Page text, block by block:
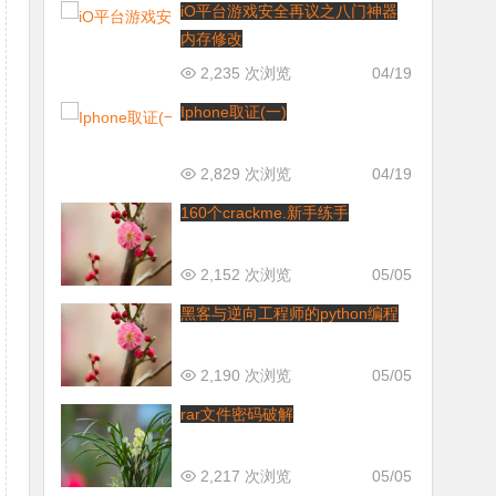
iO平台游戏安全再议之八门神器
内存修改
04/19
2,235 次浏览
Iphone取证(一)
04/19
2,829 次浏览
160个crackme.新手练手
05/05
2,152 次浏览
黑客与逆向工程师的python编程
05/05
2,190 次浏览
rar文件密码破解
05/05
2,217 次浏览